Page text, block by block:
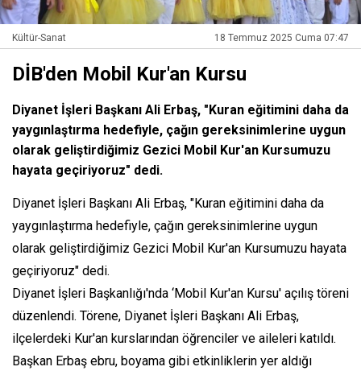
Kültür-Sanat 18 Temmuz 2025 Cuma 07:47
DİB'den Mobil Kur'an Kursu
Diyanet İşleri Başkanı Ali Erbaş, "Kuran eğitimini daha da
yaygınlaştırma hedefiyle, çağın gereksinimlerine uygun
olarak geliştirdiğimiz Gezici Mobil Kur'an Kursumuzu
hayata geçiriyoruz" dedi.
Diyanet İşleri Başkanı Ali Erbaş, "Kuran eğitimini daha da
yaygınlaştırma hedefiyle, çağın gereksinimlerine uygun
olarak geliştirdiğimiz Gezici Mobil Kur'an Kursumuzu hayata
geçiriyoruz" dedi.
Diyanet İşleri Başkanlığı'nda ‘Mobil Kur'an Kursu' açılış töreni
düzenlendi. Törene, Diyanet İşleri Başkanı Ali Erbaş,
ilçelerdeki Kur'an kurslarından öğrenciler ve aileleri katıldı.
Başkan Erbaş ebru, boyama gibi etkinliklerin yer aldığı